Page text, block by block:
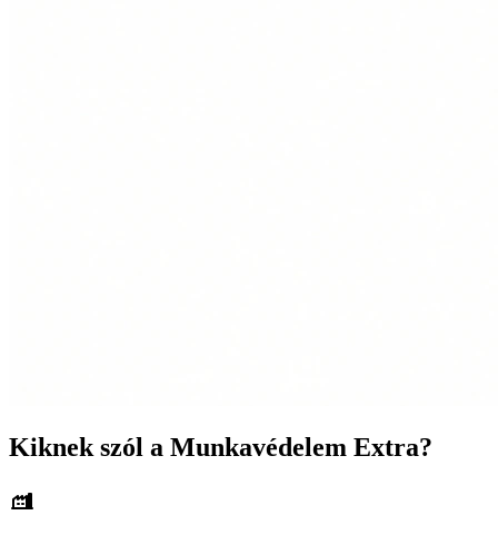
Kiknek szól a Munkavédelem Extra?